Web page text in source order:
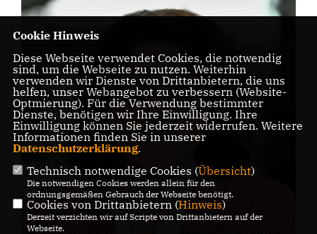
Cookie Hinweis
Diese Webseite verwendet Cookies, die notwendig
sind, um die Webseite zu nutzen. Weiterhin
verwenden wir Dienste von Drittanbietern, die uns
helfen, unser Webangebot zu verbessern (Website-
Optmierung). Für die Verwendung bestimmter
Dienste, benötigen wir Ihre Einwilligung. Ihre
Einwilligung können Sie jederzeit widerrufen. Weitere
Informationen finden Sie in unserer
Datenschutzerklärung.
Technisch notwendige Cookies (Übersicht)
Die notwendigen Cookies werden allein für den
ordnungsgemäßen Gebrauch der Webseite benötigt.
Cookies von Drittanbietern (Hinweis)
Derzeit verzichten wir auf Scripte von Drittanbietern auf der
Webseite.